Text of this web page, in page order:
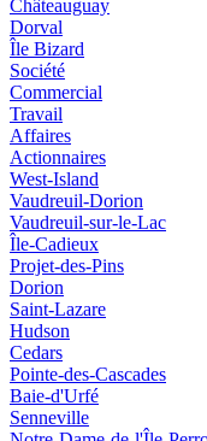
Châteauguay
Dorval
Île Bizard
Société
Commercial
Travail
Affaires
Actionnaires
West-Island
Vaudreuil-Dorion
Vaudreuil-sur-le-Lac
Île-Cadieux
Projet-des-Pins
Dorion
Saint-Lazare
Hudson
Cedars
Pointe-des-Cascades
Baie-d'Urfé
Senneville